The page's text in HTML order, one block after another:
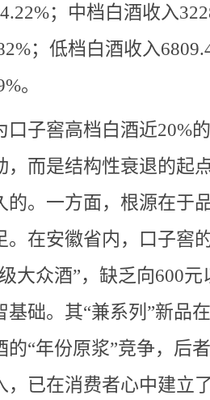
；中档白酒收入
；低档白酒收入
。
口子窖高档白酒近20%
，而是结构性衰退的起
的。一方面，根源在于
。在安徽省内，口子窖
大众酒”，缺乏向600元
基础。其“兼系列”新品
的“年份原浆”竞争，后
，已在消费者心中建立